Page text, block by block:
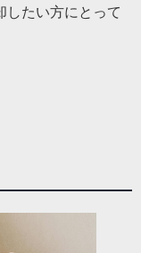
したい方にとって